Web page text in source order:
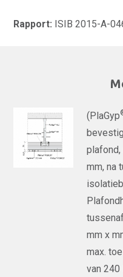
Rapport: ISIB 2015-A-
(PlaGyp
plafond,
mm, na
mm x
max.
van 240